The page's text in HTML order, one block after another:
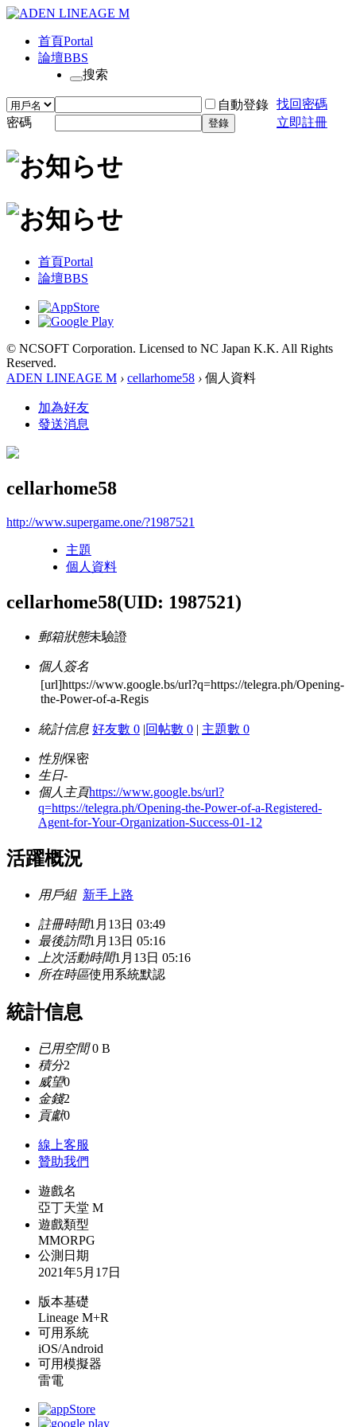
首頁Portal
論壇BBS
搜索
自動登錄 找回密碼
密碼
登錄 立即註冊
首頁Portal
論壇BBS
© NCSOFT Corporation. Licensed to NC Japan K.K. All Rights
Reserved.
ADEN LINEAGE M › cellarhome58 › 個人資料
加為好友
發送消息
cellarhome58
http://www.supergame.one/?1987521
主題
個人資料
cellarhome58(UID: 1987521)
郵箱狀態未驗證
個人簽名
[url]https://www.google.bs/url?q=https://telegra.ph/Opening-
the-Power-of-a-Regis
統計信息 好友數 0 |回帖數 0 | 主題數 0
性別保密
生日-
個人主頁https://www.google.bs/url?
q=https://telegra.ph/Opening-the-Power-of-a-Registered-
Agent-for-Your-Organization-Success-01-12
活躍概況
用戶組 新手上路
註冊時間1月13日 03:49
最後訪問1月13日 05:16
上次活動時間1月13日 05:16
所在時區使用系統默認
統計信息
已用空間0 B
積分2
威望0
金錢2
貢獻0
線上客服
贊助我們
遊戲名
亞丁天堂 M
遊戲類型
MMORPG
公測日期
2021年5月17日
版本基礎
Lineage M+R
可用系統
iOS/Android
可用模擬器
雷電